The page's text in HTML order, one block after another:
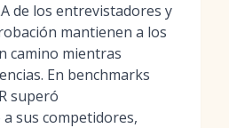
de los entrevistadores y
mantienen a los
camino mientras
En benchmarks
superó
sus competidores,